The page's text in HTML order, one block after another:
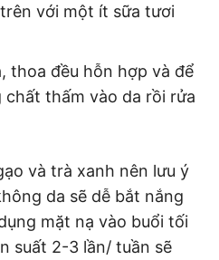
với một ít sữa tươi
thoa đều hỗn hợp và để
chất thấm vào da rồi rửa
và trà xanh nên lưu ý
da sẽ dễ bắt nắng
mặt nạ vào buổi tối
suất 2-3 lần/ tuần sẽ